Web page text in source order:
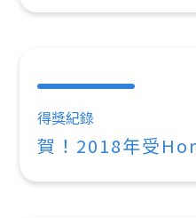
得獎紀錄
賀！2018年受